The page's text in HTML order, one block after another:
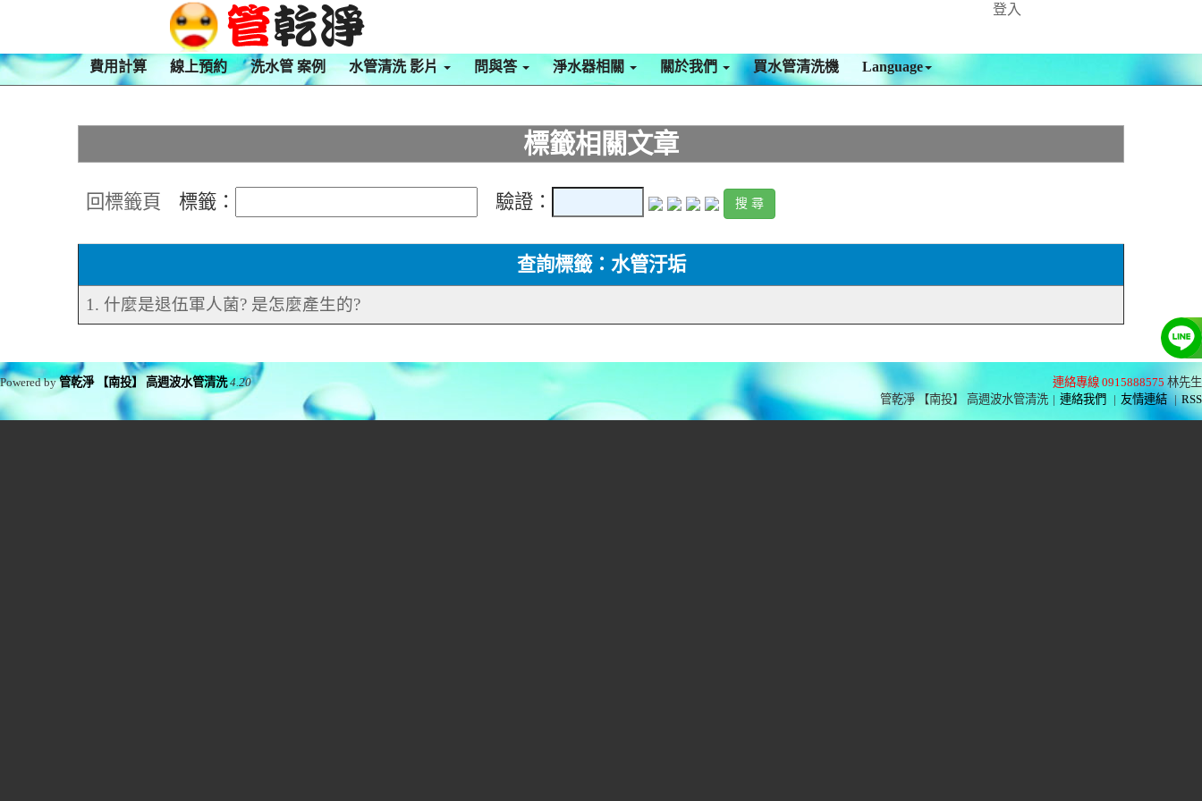
登入
費用計算 線上預約 洗水管 案例 水管清洗 影片 問與答 淨水器相關 關於我們 買水管清洗機 Language
標籤相關文章
回標籤頁 標籤： 驗證：
查詢標籤：水管汙垢
1. 什麼是退伍軍人菌? 是怎麼產生的?
連絡專線 0915888575 林先生
管乾淨 【南投】 高週波水管清洗 | 連絡我們 | 友情連結 | RSS
Powered by管乾淨 【南投】 高週波水管清洗 4.20